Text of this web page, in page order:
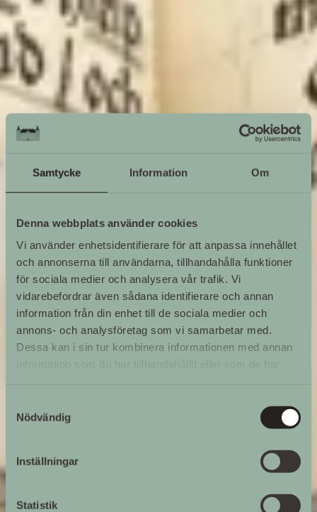
Samtycke Information Om
Denna webbplats använder cookies
Vi använder enhetsidentifierare för att anpassa innehållet
och annonserna till användarna, tillhandahålla funktioner
för sociala medier och analysera vår trafik. Vi
vidarebefordrar även sådana identifierare och annan
information från din enhet till de sociala medier och
annons- och analysföretag som vi samarbetar med.
Dessa kan i sin tur kombinera informationen med annan
Nödvändig
Inställningar
Statistik